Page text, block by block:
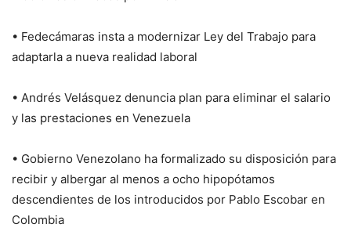
• Fedecámaras insta a modernizar Ley del Trabajo para
adaptarla a nueva realidad laboral
• Andrés Velásquez denuncia plan para eliminar el salario
y las prestaciones en Venezuela
• Gobierno Venezolano ha formalizado su disposición para
recibir y albergar al menos a ocho hipopótamos
descendientes de los introducidos por Pablo Escobar en
Colombia